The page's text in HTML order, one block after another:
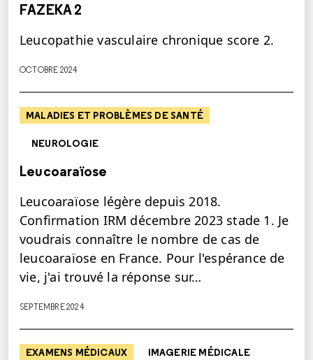
FAZEKA 2
Leucopathie vasculaire chronique score 2.
OCTOBRE 2024
MALADIES ET PROBLÈMES DE SANTÉ
NEUROLOGIE
Leucoaraïose
Leucoaraïose légère depuis 2018.
Confirmation IRM décembre 2023 stade 1. Je
voudrais connaître le nombre de cas de
leucoaraïose en France. Pour l'espérance de
vie, j'ai trouvé la réponse sur…
SEPTEMBRE 2024
EXAMENS MÉDICAUX IMAGERIE MÉDICALE